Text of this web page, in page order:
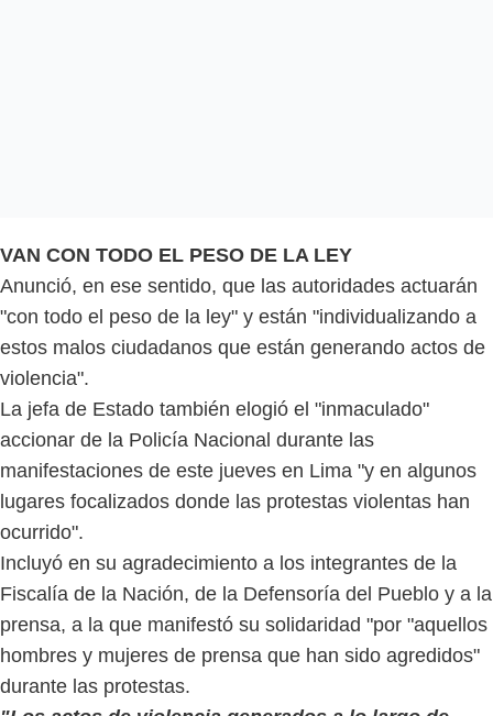
VAN CON TODO EL PESO DE LA LEY
Anunció, en ese sentido, que las autoridades actuarán
"con todo el peso de la ley" y están "individualizando a
estos malos ciudadanos que están generando actos de
violencia".
La jefa de Estado también elogió el "inmaculado"
accionar de la Policía Nacional durante las
manifestaciones de este jueves en Lima "y en algunos
lugares focalizados donde las protestas violentas han
ocurrido".
Incluyó en su agradecimiento a los integrantes de la
Fiscalía de la Nación, de la Defensoría del Pueblo y a la
prensa, a la que manifestó su solidaridad "por "aquellos
hombres y mujeres de prensa que han sido agredidos"
durante las protestas.